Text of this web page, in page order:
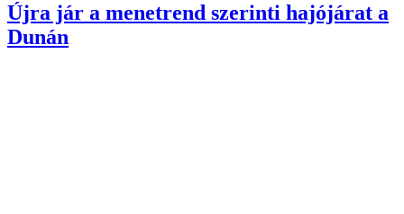
Újra jár a menetrend szerinti hajójárat a
Dunán